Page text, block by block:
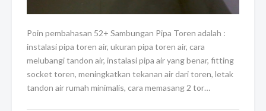
Poin pembahasan 52+ Sambungan Pipa Toren adalah :
instalasi pipa toren air, ukuran pipa toren air, cara
melubangi tandon air, instalasi pipa air yang benar, fitting
socket toren, meningkatkan tekanan air dari toren, letak
tandon air rumah minimalis, cara memasang 2 tor…